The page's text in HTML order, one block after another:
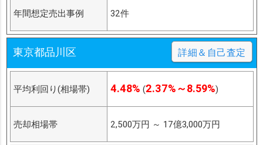
年間想定売出事例 32件
東京都品川区 詳細＆自己査定
平均利回り(相場帯) 4.48% (2.37%～8.59%)
売却相場帯 2,500万円 ～ 17億3,000万円